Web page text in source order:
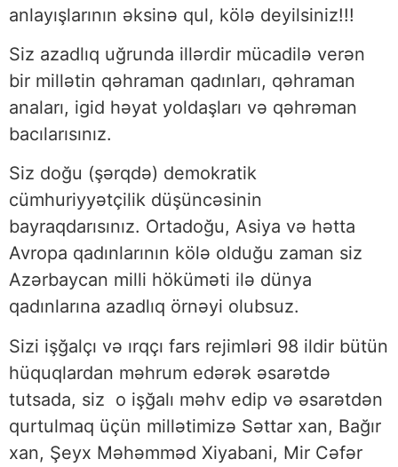
anlayışlarının əksinə qul, kölə deyilsiniz!!!
Siz azadlıq uğrunda illərdir mücadilə verən
bir millətin qəhraman qadınları, qəhraman
anaları, igid həyat yoldaşları və qəhrəman
bacılarısınız.
Siz doğu (şərqdə) demokratik
cümhuriyyətçilik düşüncəsinin
bayraqdarısınız. Ortadoğu, Asiya və hətta
Avropa qadınlarının kölə olduğu zaman siz
Azərbaycan milli höküməti ilə dünya
qadınlarına azadlıq örnəyi olubsuz.
Sizi işğalçı və ırqçı fars rejimləri 98 ildir bütün
hüquqlardan məhrum edərək əsarətdə
tutsada, siz o işğalı məhv edip və əsarətdən
qurtulmaq üçün millətimizə Səttar xan, Bağır
xan, Şeyx Məhəmməd Xiyabani, Mir Cəfər